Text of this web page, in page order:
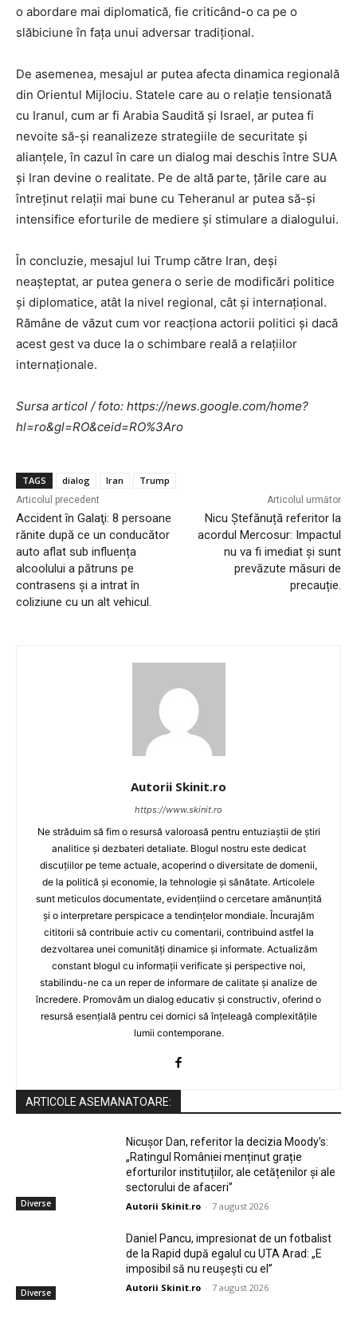
o abordare mai diplomatică, fie criticând-o ca pe o
slăbiciune în fața unui adversar tradițional.
De asemenea, mesajul ar putea afecta dinamica regională
din Orientul Mijlociu. Statele care au o relație tensionată
cu Iranul, cum ar fi Arabia Saudită și Israel, ar putea fi
nevoite să-și reanalizeze strategiile de securitate și
alianțele, în cazul în care un dialog mai deschis între SUA
și Iran devine o realitate. Pe de altă parte, țările care au
întreținut relații mai bune cu Teheranul ar putea să-și
intensifice eforturile de mediere și stimulare a dialogului.
În concluzie, mesajul lui Trump către Iran, deși
neașteptat, ar putea genera o serie de modificări politice
și diplomatice, atât la nivel regional, cât și internațional.
Rămâne de văzut cum vor reacționa actorii politici și dacă
acest gest va duce la o schimbare reală a relațiilor
internaționale.
Sursa articol / foto: https://news.google.com/home?
hl=ro&gl=RO&ceid=RO%3Aro
TAGS dialog Iran Trump
Articolul precedent
Accident în Galaţi: 8 persoane
rănite după ce un conducător
auto aflat sub influența
alcoolului a pătruns pe
contrasens și a intrat în
coliziune cu un alt vehicul.
Articolul următor
Nicu Ștefănuță referitor la
acordul Mercosur: Impactul
nu va fi imediat și sunt
prevăzute măsuri de
precauție.
Autorii Skinit.ro
https://www.skinit.ro
Ne străduim să fim o resursă valoroasă pentru entuziaștii de știri
analitice și dezbateri detaliate. Blogul nostru este dedicat
discuțiilor pe teme actuale, acoperind o diversitate de domenii,
de la politică și economie, la tehnologie și sănătate. Articolele
sunt meticulos documentate, evidențiind o cercetare amănunțită
și o interpretare perspicace a tendințelor mondiale. Încurajăm
cititorii să contribuie activ cu comentarii, contribuind astfel la
dezvoltarea unei comunități dinamice și informate. Actualizăm
constant blogul cu informații verificate și perspective noi,
stabilindu-ne ca un reper de informare de calitate și analize de
încredere. Promovăm un dialog educativ și constructiv, oferind o
resursă esențială pentru cei dornici să înțeleagă complexitățile
lumii contemporane.
ARTICOLE ASEMANATOARE:
Diverse
Nicușor Dan, referitor la decizia Moody’s:
„Ratingul României menținut grație
eforturilor instituțiilor, ale cetățenilor și ale
sectorului de afaceri”
Autorii Skinit.ro - 7 august 2026
Diverse
Daniel Pancu, impresionat de un fotbalist
de la Rapid după egalul cu UTA Arad: „E
imposibil să nu reușești cu el”
Autorii Skinit.ro - 7 august 2026